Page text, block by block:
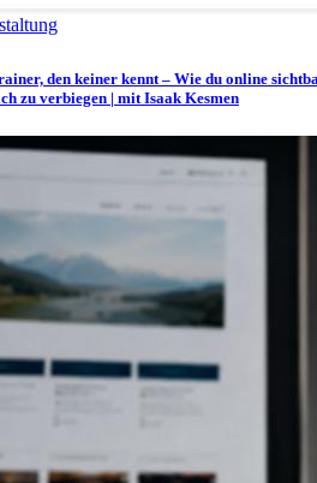
den keiner kennt – Wie du online
zu verbiegen | mit Isaak Kesmen